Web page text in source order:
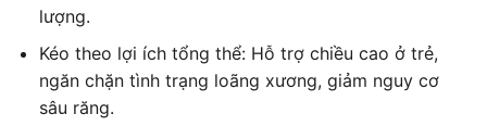
lượng.
Kéo theo lợi ích tổng thể: Hỗ trợ chiều cao ở trẻ,
ngăn chặn tình trạng loãng xương, giảm nguy cơ
sâu răng.